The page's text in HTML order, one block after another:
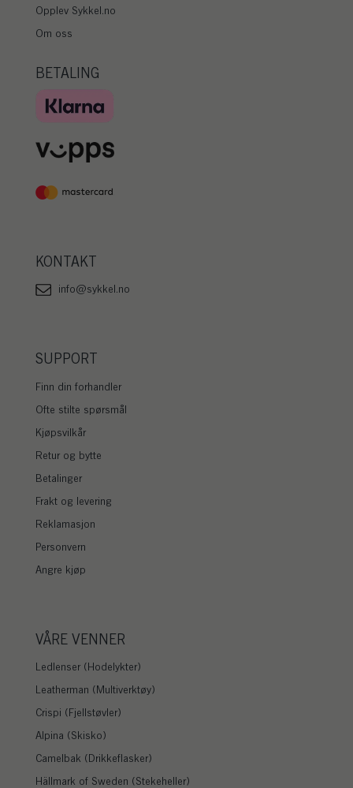
Opplev Sykkel.no
Om oss
BETALING
KONTAKT
info@sykkel.no
SUPPORT
Finn din forhandler
Ofte stilte spørsmål
Kjøpsvilkår
Retur og bytte
Betalinger
Frakt og levering
Reklamasjon
Personvern
Angre kjøp
VÅRE VENNER
Ledlenser (Hodelykter)
Leatherman (Multiverktøy)
Crispi (Fjellstøvler)
Alpina (Skisko)
Camelbak (Drikkeflasker)
Hällmark of Sweden (Stekeheller)